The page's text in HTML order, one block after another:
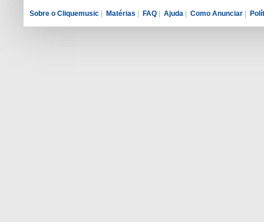
Sobre o Cliquemusic Matérias FAQ Ajuda Como Anunciar